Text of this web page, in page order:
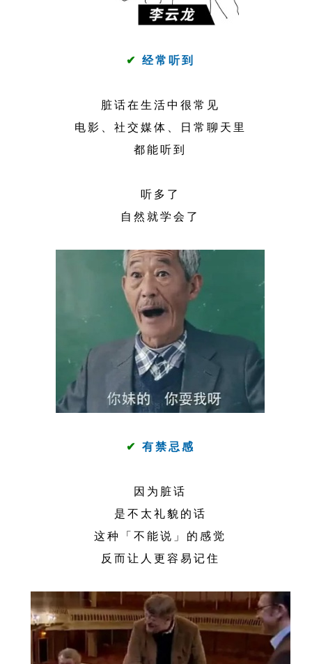
✔ 经常听到
脏话在生活中很常见
电影、社交媒体、日常聊天里
都能听到
听多了
自然就学会了
✔ 有禁忌感
因为脏话
是不太礼貌的话
这种「不能说」的感觉
反而让人更容易记住